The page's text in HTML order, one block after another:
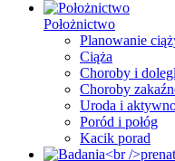
Położnictwo
Planowanie
Ciąża
Choroby i
Choroby
Uroda i
Poród i połóg
Kacik porad